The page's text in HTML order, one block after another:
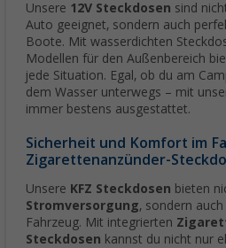
Unsere 12V Steckdosen sind
Auto geeignet, sondern auch
Boote. Mit wasserdichten
Modellen für den Außenbereich
jede Situation. Egal, ob du am
dem Wasser unterwegs – mit
immer bestens ausgestattet.
Sicherheit und Komfort im
Zigarettenanzünder-
Unsere KFZ Steckdosen bieten
Stromversorgung, sondern
Fahrzeug. Mit integrierten
Steckdosen kannst du nicht nur